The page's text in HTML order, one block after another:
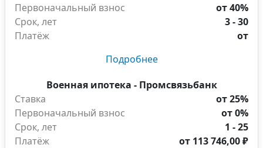
Первоначальный взнос
от 40%
Срок, лет
3 - 30
Платёж
от
Подробнее
Военная ипотека - Промсвязьбанк
Ставка
от 25%
Первоначальный взнос
от 0%
Срок, лет
1 - 25
Платёж
от 113 746,00 ₽